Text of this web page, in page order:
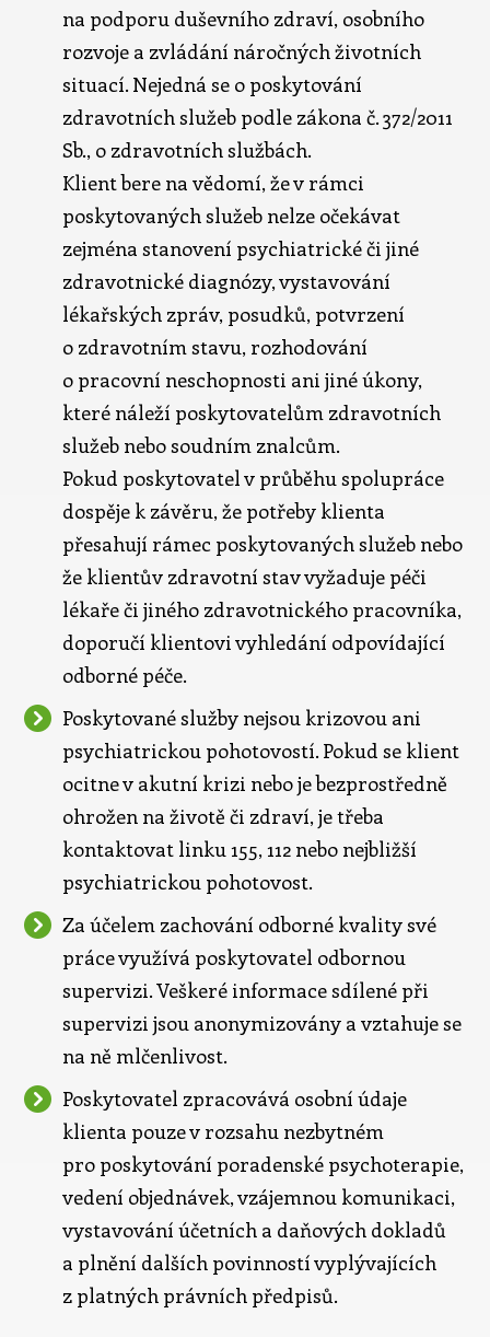
na podporu duševního zdraví, osobního
rozvoje a zvládání náročných životních
situací. Nejedná se o poskytování
zdravotních služeb podle zákona č. 372/2011
Sb., o zdravotních službách.
Klient bere na vědomí, že v rámci
poskytovaných služeb nelze očekávat
zejména stanovení psychiatrické či jiné
zdravotnické diagnózy, vystavování
lékařských zpráv, posudků, potvrzení
o zdravotním stavu, rozhodování
o pracovní neschopnosti ani jiné úkony,
které náleží poskytovatelům zdravotních
služeb nebo soudním znalcům.
Pokud poskytovatel v průběhu spolupráce
dospěje k závěru, že potřeby klienta
přesahují rámec poskytovaných služeb nebo
že klientův zdravotní stav vyžaduje péči
lékaře či jiného zdravotnického pracovníka,
doporučí klientovi vyhledání odpovídající
odborné péče.
Poskytované služby nejsou krizovou ani
psychiatrickou pohotovostí. Pokud se klient
ocitne v akutní krizi nebo je bezprostředně
ohrožen na životě či zdraví, je třeba
kontaktovat linku 155, 112 nebo nejbližší
psychiatrickou pohotovost.
Za účelem zachování odborné kvality své
práce využívá poskytovatel odbornou
supervizi. Veškeré informace sdílené při
supervizi jsou anonymizovány a vztahuje se
na ně mlčenlivost.
Poskytovatel zpracovává osobní údaje
klienta pouze v rozsahu nezbytném
pro poskytování poradenské psychoterapie,
vedení objednávek, vzájemnou komunikaci,
vystavování účetních a daňových dokladů
a plnění dalších povinností vyplývajících
z platných právních předpisů.